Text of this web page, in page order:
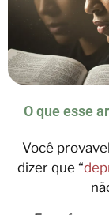
O que esse
Você
dizer que “